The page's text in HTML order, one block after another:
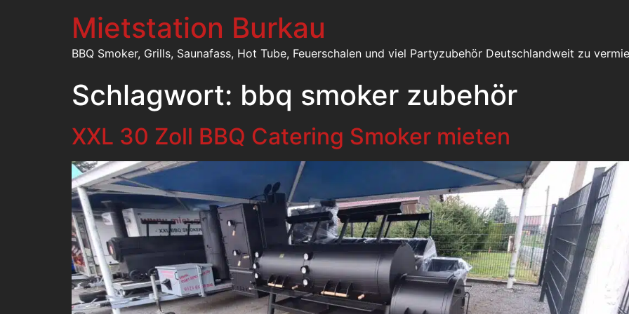
Mietstation Burkau
BBQ Smoker, Grills, Saunafass, Hot Tube, Feuerschalen und viel Partyzubehör Deutschlandweit zu
Schlagwort: bbq smoker zubehör
XXL 30 Zoll BBQ Catering Smoker mieten